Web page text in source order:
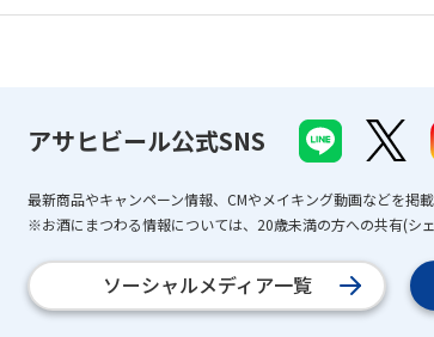
アサヒビール公式SNS
最新商品やキャンペーン情報、CMやメイキング動画などを掲載
※お酒にまつわる情報については、20歳未満の方への共有(シ
ソーシャルメディア一覧